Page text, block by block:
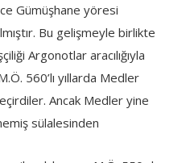
Gümüşhane yöresi
Bu gelişmeyle birlikte
Argonotlar aracılığıyla
560’lı yıllarda Medler
Ancak Medler yine
sülalesinden